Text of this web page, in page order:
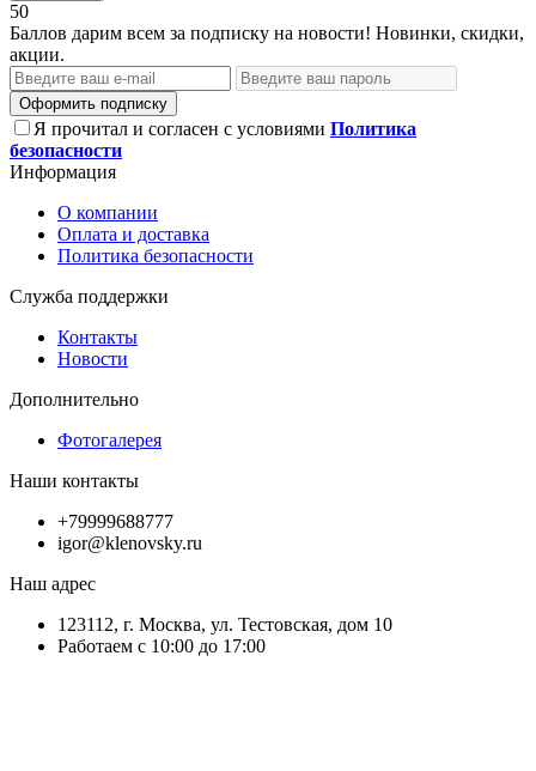
50
Баллов дарим всем за подписку на новости! Новинки, скидки,
акции.
Оформить подписку
Я прочитал и согласен с условиями Политика
безопасности
Информация
О компании
Оплата и доставка
Политика безопасности
Служба поддержки
Контакты
Новости
Дополнительно
Фотогалерея
Наши контакты
+79999688777
igor@klenovsky.ru
Наш адрес
123112, г. Москва, ул. Тестовская, дом 10
Работаем с 10:00 до 17:00